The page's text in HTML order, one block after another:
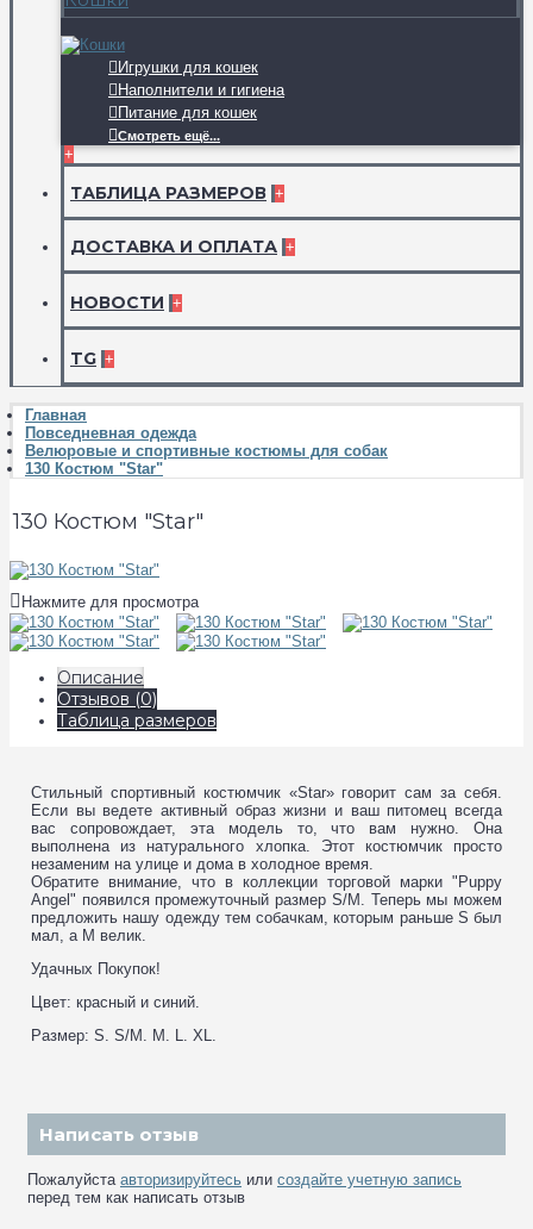
Игрушки для кошек
Наполнители и гигиена
Питание для кошек
Смотреть ещё...
+
ТАБЛИЦА РАЗМЕРОВ +
ДОСТАВКА И ОПЛАТА +
НОВОСТИ +
TG +
Главная
Повседневная одежда
Велюровые и спортивные костюмы для собак
130 Костюм "Star"
130 Костюм "Star"
Нажмите для просмотра
Описание
Отзывов (0)
Таблица размеров
Стильный спортивный костюмчик «Star» говорит сам за себя.
Если вы ведете активный образ жизни и ваш питомец всегда
вас сопровождает, эта модель то, что вам нужно. Она
выполнена из натурального хлопка. Этот костюмчик просто
незаменим на улице и дома в холодное время.
Обратите внимание, что в коллекции торговой марки "Puppy
Angel" появился промежуточный размер S/M. Теперь мы можем
предложить нашу одежду тем собачкам, которым раньше S был
мал, а M велик.
Удачных Покупок!
Цвет: красный и синий.
Размер: S. S/M. M. L. XL.
Написать отзыв
Пожалуйста авторизируйтесь или создайте учетную запись
перед тем как написать отзыв